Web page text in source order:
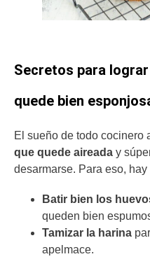
Secretos para
quede bien
El sueño de todo cocinero
que quede aireada y
desarmarse. Para eso, hay
Batir bien los
queden bien
Tamizar la harina
apelmace.